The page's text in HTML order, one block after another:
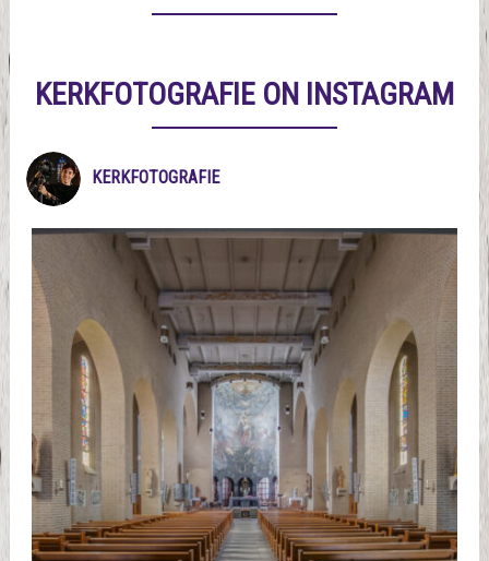
KERKFOTOGRAFIE ON INSTAGRAM
KERKFOTOGRAFIE